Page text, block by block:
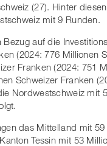
(27). Hinter
mit 9 Runden.
auf die
(2024: 776 Millionen
Franken (2024: 751
Schweizer Franken
Nordwestschweiz mit
das Mittelland mit
Tessin mit 53